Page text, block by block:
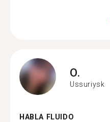
O.
Ussuriysk
HABLA FLUIDO